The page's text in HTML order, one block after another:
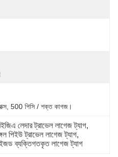
500 পিসি / শক্ত কাগজ।
লেদার ট্রাভেল লাগেজ ট্যাগ,
পিইউ ট্রাভেল লাগেজ ট্যাগ,
ব্যক্তিগতকৃত লাগেজ ট্যাগ